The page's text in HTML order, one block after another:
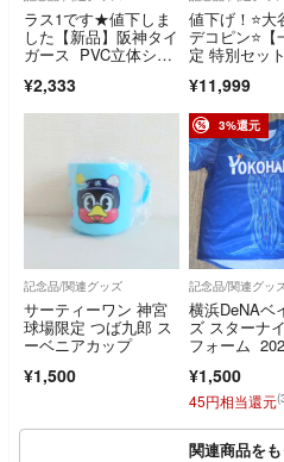
ラス1です★値下しま
した【新品】阪神タイ
ガース PVC立体シー
くシール
¥2,333
値下げ！⭐️大
デコピン⭐️【
定 特別セッ
ー✖︎2点 ドジ
インプリン
バット
¥11,999
記念品/関連グッズ
サーティーワン 神宮
球場限定 つば九郎 ス
ーベニアカップ
¥1,500
3%還元
記念品/関連グッ
横浜DeNAベ
ズ スターナ
フォーム
¥1,500
45円相当還元
関連商品を